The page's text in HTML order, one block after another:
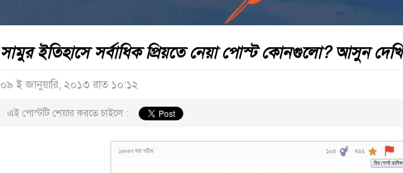
সামুর ইতিহাসে সর্বাধিক প্রিয়তে নেয়া পোস্ট কোনগুলো? আসুন দেখি
০৯ ই জানুয়ারি, ২০১৩ রাত ১০:১২
এই পোস্টটি শেয়ার করতে চাইলে :